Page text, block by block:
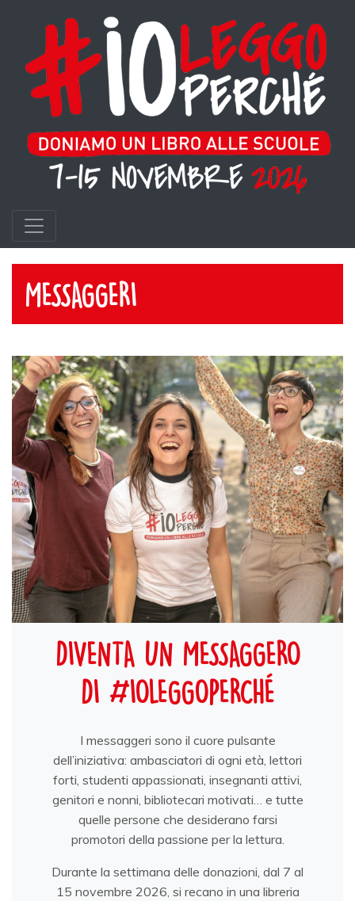
MESSAGGERI
DIVENTA UN MESSAGGERO
DI #IOLEGGOPERCHÉ
I messaggeri sono il cuore pulsante
dell’iniziativa: ambasciatori di ogni età, lettori
forti, studenti appassionati, insegnanti attivi,
genitori e nonni, bibliotecari motivati… e tutte
quelle persone che desiderano farsi
promotori della passione per la lettura.
Durante la settimana delle donazioni, dal 7 al
15 novembre 2026, si recano in una libreria